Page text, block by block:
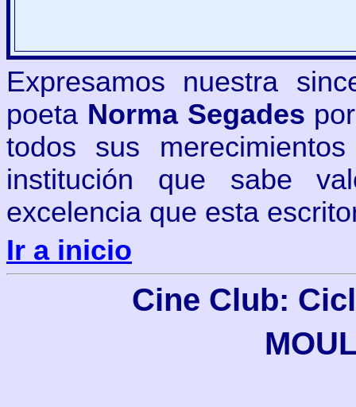
Expresamos nuestra
poeta Norma Segades
todos sus
institución que sabe
excelencia que esta
Ir a inicio
Cine Club: